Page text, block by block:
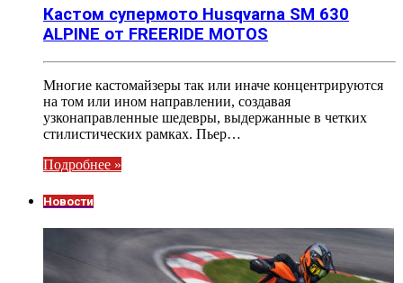
Кастом супермото Husqvarna SM 630
ALPINE от FREERIDE MOTOS
Многие кастомайзеры так или иначе концентрируются
на том или ином направлении, создавая
узконаправленные шедевры, выдержанные в четких
стилистических рамках. Пьер…
Подробнее »
Новости